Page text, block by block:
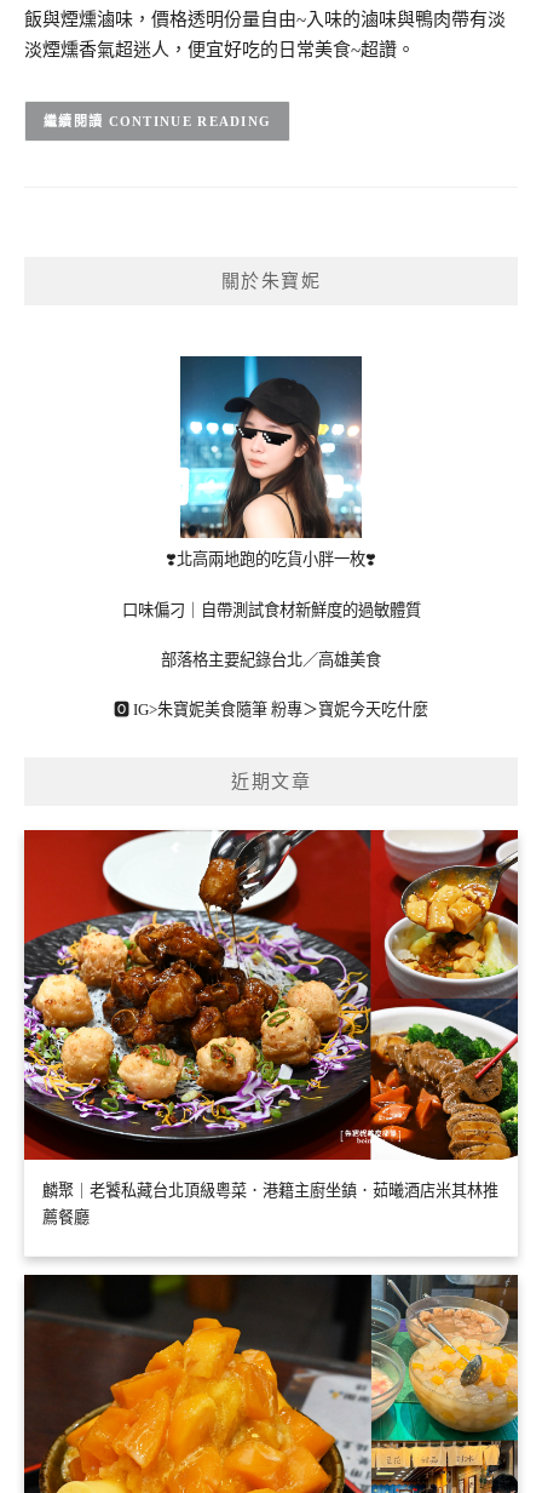
飯與煙燻滷味，價格透明份量自由~入味的滷味與鴨肉帶有淡
淡煙燻香氣超迷人，便宜好吃的日常美食~超讚。
CONTINUE READING
關於朱寶妮
❣️北高兩地跑的吃貨小胖一枚❣️
口味偏刁｜自帶測試食材新鮮度的過敏體質
部落格主要紀錄台北／高雄美食
🅾 IG>朱寶妮美食隨筆 粉專＞寶妮今天吃什麼
近期文章
麟聚｜老饕私藏台北頂級粵菜．港籍主廚坐鎮．茹曦酒店米其林推
薦餐廳